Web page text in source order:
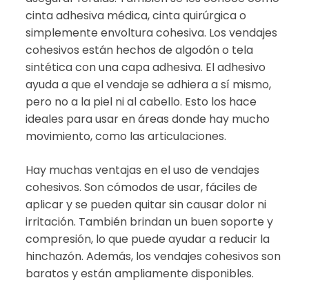
cinta adhesiva médica, cinta quirúrgica o
simplemente envoltura cohesiva. Los vendajes
cohesivos están hechos de algodón o tela
sintética con una capa adhesiva. El adhesivo
ayuda a que el vendaje se adhiera a sí mismo,
pero no a la piel ni al cabello. Esto los hace
ideales para usar en áreas donde hay mucho
movimiento, como las articulaciones.
Hay muchas ventajas en el uso de vendajes
cohesivos. Son cómodos de usar, fáciles de
aplicar y se pueden quitar sin causar dolor ni
irritación. También brindan un buen soporte y
compresión, lo que puede ayudar a reducir la
hinchazón. Además, los vendajes cohesivos son
baratos y están ampliamente disponibles.